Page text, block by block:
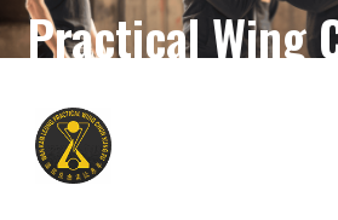
Practical Wing